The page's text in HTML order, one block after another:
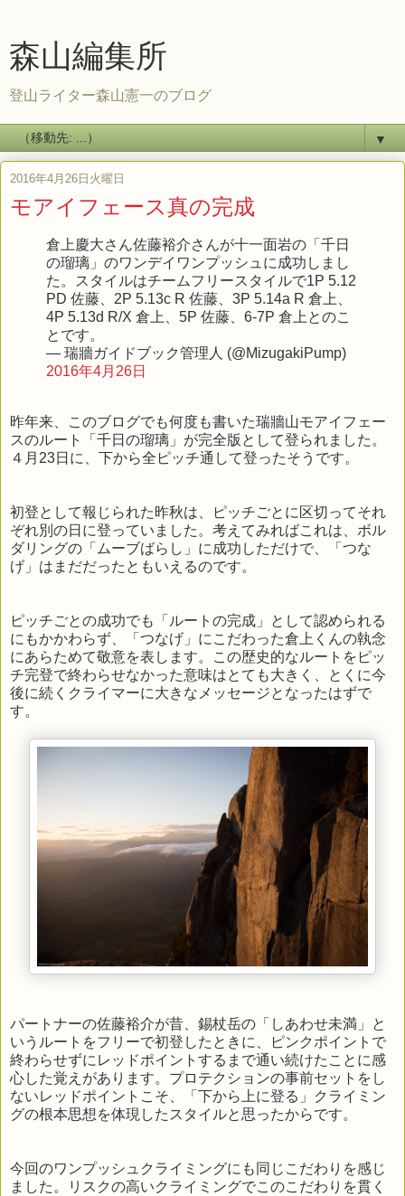
森山編集所
登山ライター森山憲一のブログ
▼
2016年4月26日火曜日
モアイフェース真の完成
倉上慶大さん佐藤裕介さんが十一面岩の「千日
の瑠璃」のワンデイワンプッシュに成功しまし
た。スタイルはチームフリースタイルで1P 5.12
PD 佐藤、2P 5.13c R 佐藤、3P 5.14a R 倉上、
4P 5.13d R/X 倉上、5P 佐藤、6-7P 倉上とのこ
とです。
— 瑞牆ガイドブック管理人 (@MizugakiPump)
2016年4月26日
昨年来、このブログでも何度も書いた瑞牆山モアイフェー
スのルート「千日の瑠璃」が完全版として登られました。
４月23日に、下から全ピッチ通して登ったそうです。
初登として報じられた昨秋は、ピッチごとに区切ってそれ
ぞれ別の日に登っていました。考えてみればこれは、ボル
ダリングの「ムーブばらし」に成功しただけで、「つな
げ」はまだだったともいえるのです。
ピッチごとの成功でも「ルートの完成」として認められる
にもかかわらず、「つなげ」にこだわった倉上くんの執念
にあらためて敬意を表します。この歴史的なルートをピッ
チ完登で終わらせなかった意味はとても大きく、とくに今
後に続くクライマーに大きなメッセージとなったはずで
す。
パートナーの佐藤裕介が昔、錫杖岳の「しあわせ未満」と
いうルートをフリーで初登したときに、ピンクポイントで
終わらせずにレッドポイントするまで通い続けたことに感
心した覚えがあります。プロテクションの事前セットをし
ないレッドポイントこそ、「下から上に登る」クライミン
グの根本思想を体現したスタイルと思ったからです。
今回のワンプッシュクライミングにも同じこだわりを感じ
ました。リスクの高いクライミングでこのこだわりを貫く